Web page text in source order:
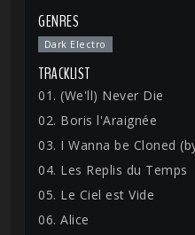
GENRES
Dark Electro
TRACKLIST
01. (We'll) Never Die
02. Boris l'Araignée
03. I Wanna be Cloned
04. Les Replis du Temps
05. Le Ciel est Vide
06. Alice